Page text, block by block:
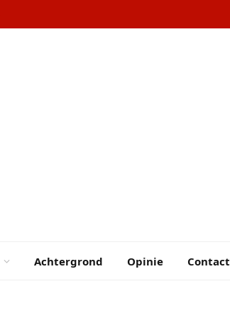
Achtergrond Opinie Contact